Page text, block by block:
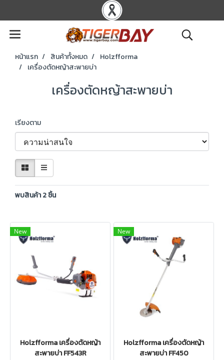
หน้าแรก สินค้าทั้งหมด
Holzfforma
เครื่องตัดหญ้าสะพายบ่า
เครื่องตัดหญ้าสะพายบ่า
เรียงตาม
พบสินค้า 2 ชิ้น
New
Holzfforma เครื่องตัดหญ้า
สะพายบ่า FF543R
New
Holzfforma เครื่องตัดหญ้า
สะพายบ่า FF450